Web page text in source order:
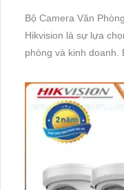
Bộ Camera Văn
Hikvision là sự lựa
phòng và kinh doanh. Bộ sản phẩm này bao gồm các
nâng cao như hồng
lượng cao. Bên cạnh đó, sự chăm sóc khách hàng tốt
cũng là điểm nhấn